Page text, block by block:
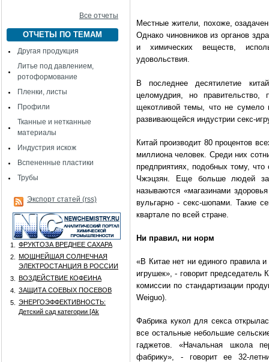
Все отчеты
ОТЧЕТЫ ПО ТЕМАМ
Другая продукция
Литье под давлением,
ротоформование
Пленки, листы
Профили
Тканные и нетканные
материалы
Индустрия искож
Вспененные пластики
Трубы
Экспорт статей (rss)
1.
ФРУКТОЗА ВРЕДНЕЕ САХАРА
2.
МОЩНЕЙШАЯ СОЛНЕЧНАЯ
ЭЛЕКТРОСТАНЦИЯ В РОССИИ
3.
ВОЗДЕЙСТВИЕ КОФЕИНА
4.
ЗАЩИТА СОЕВЫХ ПОСЕВОВ
5.
ЭНЕРГОЭФФЕКТИВНОСТЬ:
Детский сад категории [Аk
Местные жители, похоже,
Однако чиновников из органов
и химических веществ,
удовольствия.
В последнее десятилетие
целомудрия, но
щекотливой темы, что не сумело
развивающейся индустрии секс-
Китай производит 80 процентов
миллиона человек. Среди них
предприятиях, подобных тому, что
Чжэцзян. Еще больше людей
называются «магазинами
вульгарно - секс-шопами. Такие
квартале по всей стране.
Ни правил, ни норм
«В Китае нет ни единого правила и
игрушек», - говорит председатель
комиссии по стандартизации
Weiguo).
Фабрика кукол для секса
все остальные небольшие
гаджетов. «Начальная школа
фабрику», - говорит ее 32-